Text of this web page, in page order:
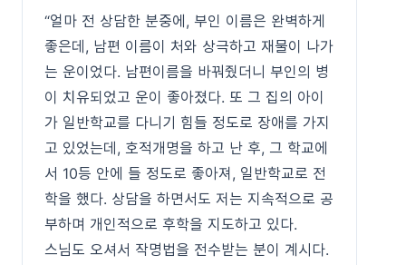
“얼마 전 상담한 분중에, 부인 이름은 완벽하게
좋은데, 남편 이름이 처와 상극하고 재물이 나가
는 운이었다. 남편이름을 바꿔줬더니 부인의 병
이 치유되었고 운이 좋아졌다. 또 그 집의 아이
가 일반학교를 다니기 힘들 정도로 장애를 가지
고 있었는데, 호적개명을 하고 난 후, 그 학교에
서 10등 안에 들 정도로 좋아져, 일반학교로 전
학을 했다. 상담을 하면서도 저는 지속적으로 공
부하며 개인적으로 후학을 지도하고 있다.
스님도 오셔서 작명법을 전수받는 분이 계시다.